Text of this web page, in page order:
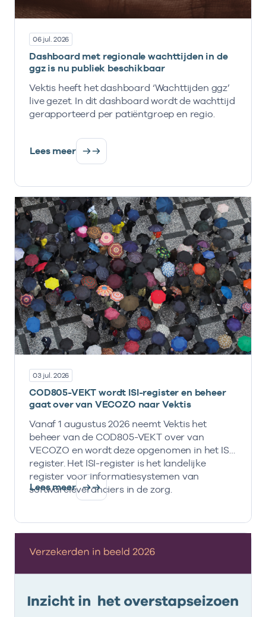
06 jul. 2026
Dashboard met regionale wachttijden in de
ggz is nu publiek beschikbaar
Vektis heeft het dashboard ‘Wachttijden ggz’
live gezet. In dit dashboard wordt de wachttijd
gerapporteerd per patiëntgroep en regio.
Lees meer
03 jul. 2026
COD805-VEKT wordt ISI-register en beheer
gaat over van VECOZO naar Vektis
Vanaf 1 augustus 2026 neemt Vektis het
beheer van de COD805-VEKT over van
VECOZO en wordt deze opgenomen in het ISI-
register. Het ISI-register is het landelijke
register voor informatiesystemen van
softwareleveranciers in de zorg.
Lees meer